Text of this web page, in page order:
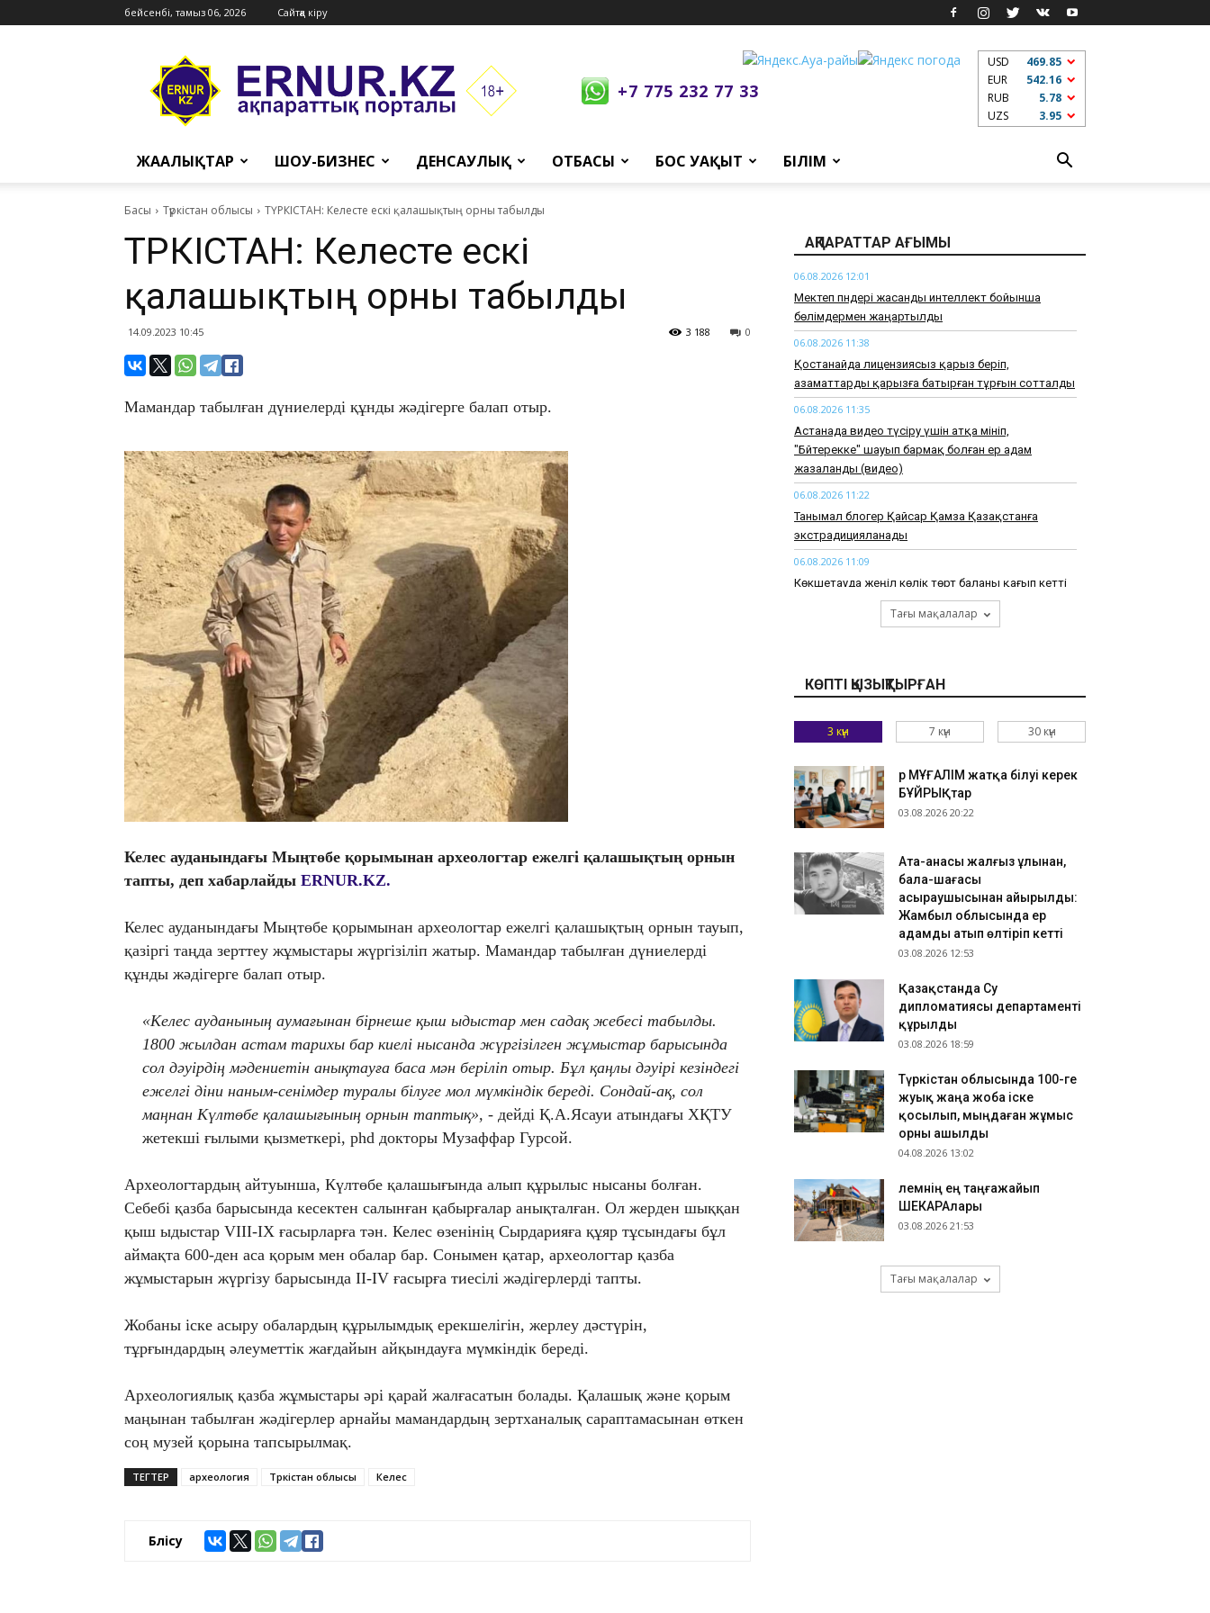
бейсенбі, тамыз 06, 2026 Сайтқа кіру
Ernur
Press
+7 775 232 77 33
USD
469.85
EUR
542.16
RUB
5.78
UZS
3.95
ЖАҢАЛЫҚТАР ШОУ-БИЗНЕС ДЕНСАУЛЫҚ ОТБАСЫ БОС УАҚЫТ БІЛІМ
Басы Түркістан облысы ТҮРКІСТАН: Келесте ескі қалашықтың орны табылды
ТҮРКІСТАН: Келесте ескі
қалашықтың орны табылды
14.09.2023 10:45 0
3 188
Мамандар табылған дүниелерді құнды жәдігерге балап отыр.
Келес ауданындағы Мыңтөбе қорымынан археологтар ежелгі қалашықтың орнын
тапты, деп хабарлайды ERNUR.KZ.
Келес ауданындағы Мыңтөбе қорымынан археологтар ежелгі қалашықтың орнын тауып,
қазіргі таңда зерттеу жұмыстары жүргізіліп жатыр. Мамандар табылған дүниелерді
құнды жәдігерге балап отыр.
«Келес ауданының аумағынан бірнеше қыш ыдыстар мен садақ жебесі табылды.
1800 жылдан астам тарихы бар киелі нысанда жүргізілген жұмыстар барысында
сол дәуірдің мәдениетін анықтауға баса мән беріліп отыр. Бұл қаңлы дәуірі кезіндегі
ежелгі діни наным-сенімдер туралы білуге мол мүмкіндік береді. Сондай-ақ, сол
маңнан Күлтөбе қалашығының орнын таптық», - дейді Қ.А.Ясауи атындағы ХҚТУ
жетекші ғылыми қызметкері, phd докторы Музаффар Гурсой.
Археологтардың айтуынша, Күлтөбе қалашығында алып құрылыс нысаны болған.
Себебі қазба барысында кесектен салынған қабырғалар анықталған. Ол жерден шыққан
қыш ыдыстар VIII-IX ғасырларға тән. Келес өзенінің Сырдарияға құяр тұсындағы бұл
аймақта 600-ден аса қорым мен обалар бар. Сонымен қатар, археологтар қазба
жұмыстарын жүргізу барысында ІІ-ІV ғасырға тиесілі жәдігерлерді тапты.
Жобаны іске асыру обалардың құрылымдық ерекшелігін, жерлеу дәстүрін,
тұрғындардың әлеуметтік жағдайын айқындауға мүмкіндік береді.
Археологиялық қазба жұмыстары әрі қарай жалғасатын болады. Қалашық және қорым
маңынан табылған жәдігерлер арнайы мамандардың зертханалық сараптамасынан өткен
соң музей қорына тапсырылмақ.
ТЕГТЕР археология Түркістан облысы Келес
Бөлісу
АҚПАРАТТАР АҒЫМЫ
06.08.2026 12:01
Мектеп пәндері жасанды интеллект бойынша
бөлімдермен жаңартылды
06.08.2026 11:38
Қостанайда лицензиясыз қарыз беріп,
азаматтарды қарызға батырған тұрғын сотталды
06.08.2026 11:35
Астанада видео түсіру үшін атқа мініп,
"Бәйтерекке" шауып бармақ болған ер адам
жазаланды (видео)
06.08.2026 11:22
Танымал блогер Қайсар Қамза Қазақстанға
экстрадицияланады
06.08.2026 11:09
Көкшетауда жеңіл көлік төрт баланы қағып кетті
Ақтауда екі қатарласынан әлімжеттік көрген
06.08.2026 10:30
Бірікккен Араб әмірліктерінде казино-курорт
06.08.2026 10:17
2027 жылы Астанада УЕФА конгресі өтеді
06.08.2026 10:12
ТҮРКІСТАН: Нұралхан Көшеров Кентау қаласының
тұрғындарымен кездесті
06.08.2026 10:04
Мектеп пәндерінің мазмұны жасанды интеллект
бағытында жаңартылуда
Тағы мақалалар
КӨПТІ ҚЫЗЫҚТЫРҒАН
3 күн 7 күн 30 күн
Әр МҰҒАЛІМ жатқа білуі керек
БҰЙРЫҚтар
03.08.2026 20:22
Ата-анасы жалғыз ұлынан,
бала-шағасы
асыраушысынан айырылды:
Жамбыл облысында ер
адамды атып өлтіріп кетті
03.08.2026 12:53
Қазақстанда Су
дипломатиясы департаменті
құрылды
03.08.2026 18:59
Түркістан облысында 100-ге
жуық жаңа жоба іске
қосылып, мыңдаған жұмыс
орны ашылды
04.08.2026 13:02
​Әлемнің ең таңғажайып
ШЕКАРАлары
03.08.2026 21:53
Тағы мақалалар